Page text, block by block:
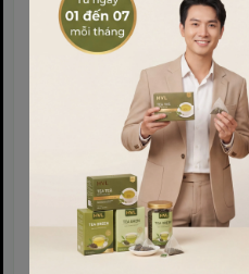
Lưu ý quan
dụng